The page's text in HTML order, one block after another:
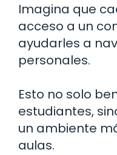
Imagina que
acceso a un
ayudarles a
personales.
Esto no solo
estudiantes,
un ambiente
aulas.